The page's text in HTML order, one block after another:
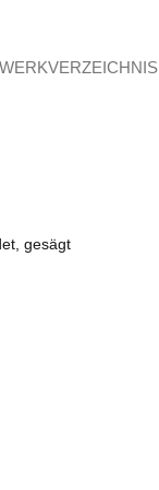
WERKVERZEICHNIS
gesägt